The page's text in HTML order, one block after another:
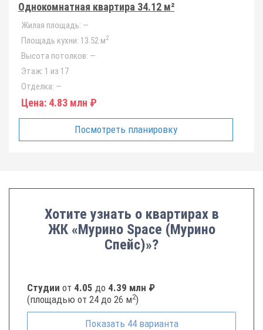
Однокомнатная квартира 34.12 м²
Жилая площадь: —
Площадь кухни: 13.52 м2
Высота потолков: —
Этаж: 1 из 17
Отделка: —
Цена: 4.83 млн ₽
Посмотреть планировку
Хотите узнать о квартирах в
ЖК «Мурино Space (Мурино
Спейс)»?
Студии от 4.05 до 4.39 млн ₽
(площадью от 24 до 26 м2)
Показать 44 варианта